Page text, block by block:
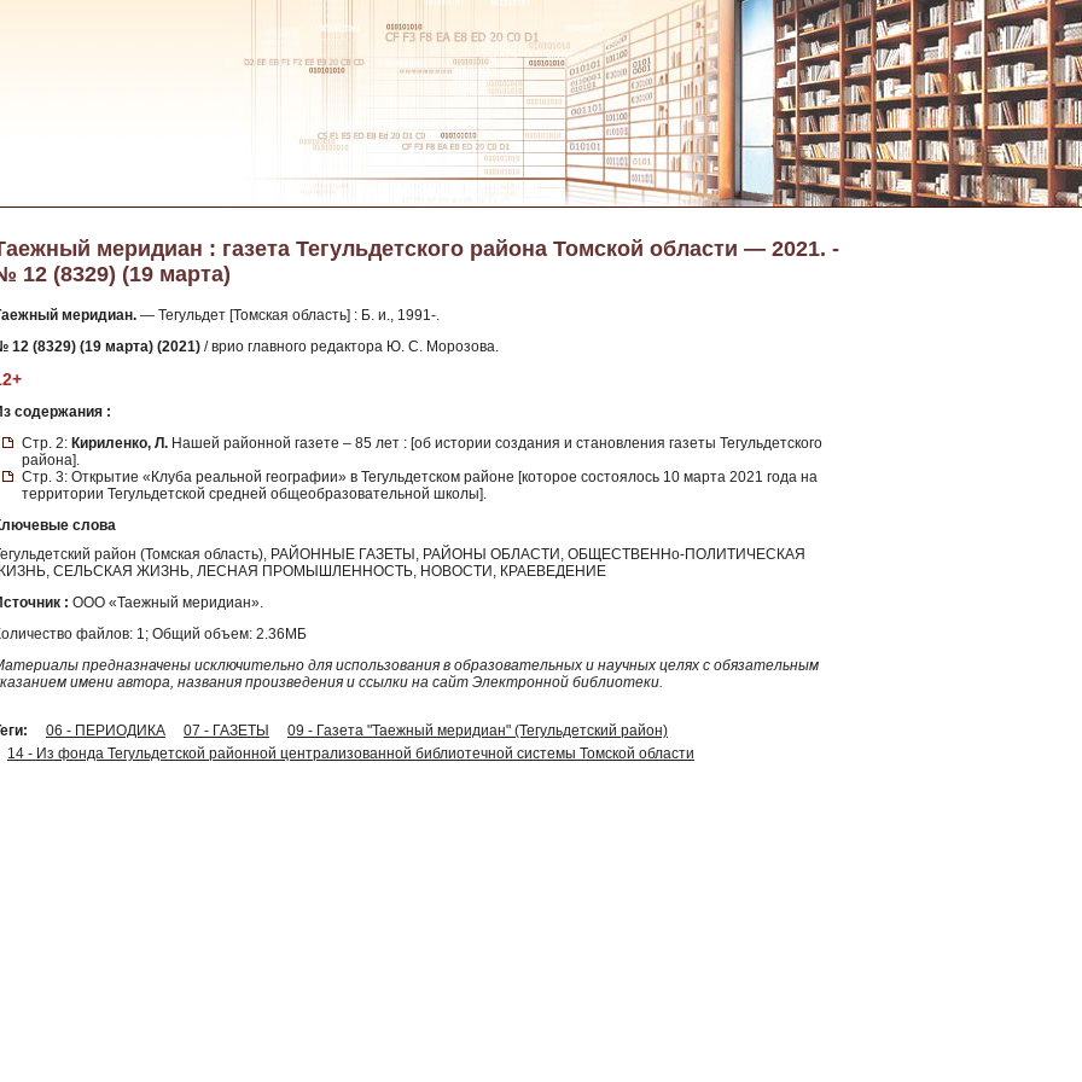
меридиан : газета Тегульдетского района Томской области — 2021. -
12 (8329) (19 марта)
меридиан. — Тегульдет [Томская область] : Б. и., 1991-.
12 (8329) (19 марта) (2021) / врио главного редактора Ю. С. Морозова.
содержания :
Стр. 2: Кириленко, Л. Нашей районной газете – 85 лет : [об истории создания и становления газеты Тегульдетского
района].
Стр. 3: Открытие «Клуба реальной географии» в Тегульдетском районе [которое состоялось 10 марта 2021 года на
территории Тегульдетской средней общеобразовательной школы].
слова
район (Томская область), РАЙОННЫЕ ГАЗЕТЫ, РАЙОНЫ ОБЛАСТИ, ОБЩЕСТВЕННо-ПОЛИТИЧЕСКАЯ
СЕЛЬСКАЯ ЖИЗНЬ, ЛЕСНАЯ ПРОМЫШЛЕННОСТЬ, НОВОСТИ, КРАЕВЕДЕНИЕ
: ООО «Таежный меридиан».
файлов: 1; Общий объем: 2.36МБ
предназначены исключительно для использования в образовательных и научных целях с обязательным
имени автора, названия произведения и ссылки на сайт Электронной библиотеки.
06 - ПЕРИОДИКА 07 - ГАЗЕТЫ
09 - Газета "Таежный меридиан" (Тегульдетский район)
14 - Из фонда Тегульдетской районной централизованной библиотечной системы Томской области